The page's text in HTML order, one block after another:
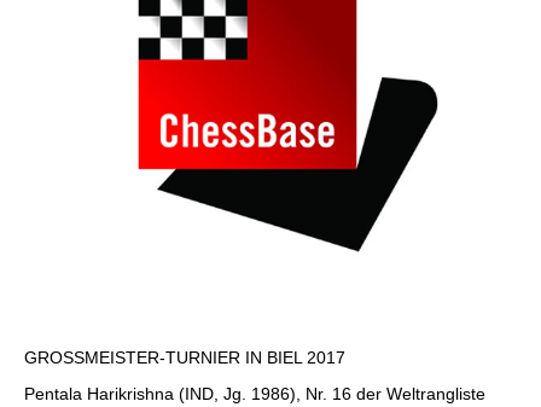
GROSSMEISTER-TURNIER IN BIEL 2017
Pentala Harikrishna (IND, Jg. 1986), Nr. 16 der Weltrangliste